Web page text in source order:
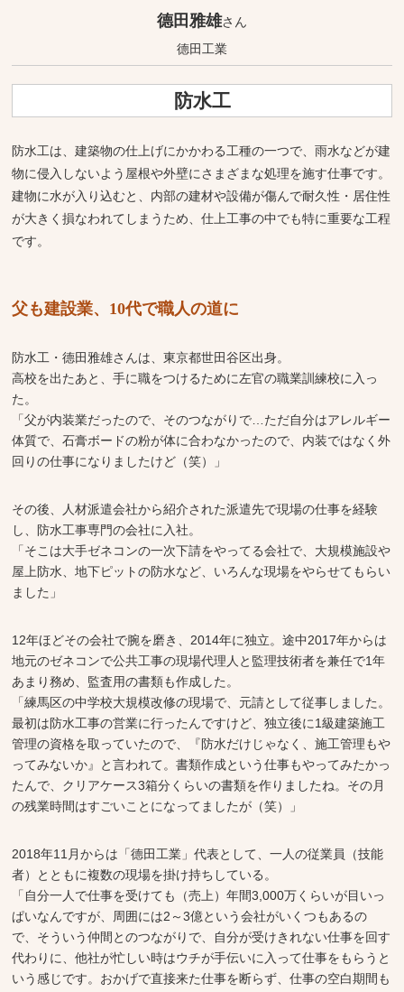
德田雅雄さん
德田工業
防水工
防水工は、建築物の仕上げにかかわる工種の一つで、雨水などが建
物に侵入しないよう屋根や外壁にさまざまな処理を施す仕事です。
建物に水が入り込むと、内部の建材や設備が傷んで耐久性・居住性
が大きく損なわれてしまうため、仕上工事の中でも特に重要な工程
です。
父も建設業、10代で職人の道に
防水工・德田雅雄さんは、東京都世田谷区出身。
高校を出たあと、手に職をつけるために左官の職業訓練校に入っ
た。
「父が内装業だったので、そのつながりで…ただ自分はアレルギー
体質で、石膏ボードの粉が体に合わなかったので、内装ではなく外
回りの仕事になりましたけど（笑）」
その後、人材派遣会社から紹介された派遣先で現場の仕事を経験
し、防水工事専門の会社に入社。
「そこは大手ゼネコンの一次下請をやってる会社で、大規模施設や
屋上防水、地下ピットの防水など、いろんな現場をやらせてもらい
ました」
12年ほどその会社で腕を磨き、2014年に独立。途中2017年からは
地元のゼネコンで公共工事の現場代理人と監理技術者を兼任で1年
あまり務め、監査用の書類も作成した。
「練馬区の中学校大規模改修の現場で、元請として従事しました。
最初は防水工事の営業に行ったんですけど、独立後に1級建築施工
管理の資格を取っていたので、『防水だけじゃなく、施工管理もや
ってみないか』と言われて。書類作成という仕事もやってみたかっ
たんで、クリアケース3箱分くらいの書類を作りましたね。その月
の残業時間はすごいことになってましたが（笑）」
2018年11月からは「德田工業」代表として、一人の従業員（技能
者）とともに複数の現場を掛け持ちしている。
「自分一人で仕事を受けても（売上）年間3,000万くらいが目いっ
ぱいなんですが、周囲には2～3億という会社がいくつもあるの
で、そういう仲間とのつながりで、自分が受けきれない仕事を回す
代わりに、他社が忙しい時はウチが手伝いに入って仕事をもらうと
いう感じです。おかげで直接来た仕事を断らず、仕事の空白期間も